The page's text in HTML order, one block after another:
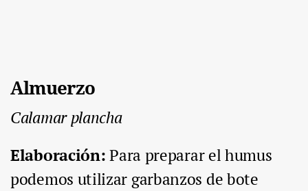
Almuerzo
Calamar plancha
Elaboración:Para preparar el humus
podemos utilizar garbanzos de bote